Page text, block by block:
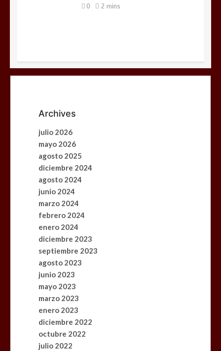
0 2 mins
Participamos en el curso «Cultura de
Negocios con China» de Shake to Win
Manual del Turista Chino: Una guía
¡Edición Especial 2026!
Archives
julio 2026
mayo 2026
agosto 2025
diciembre 2024
agosto 2024
junio 2024
marzo 2024
febrero 2024
enero 2024
diciembre 2023
septiembre 2023
agosto 2023
junio 2023
mayo 2023
marzo 2023
enero 2023
diciembre 2022
octubre 2022
julio 2022